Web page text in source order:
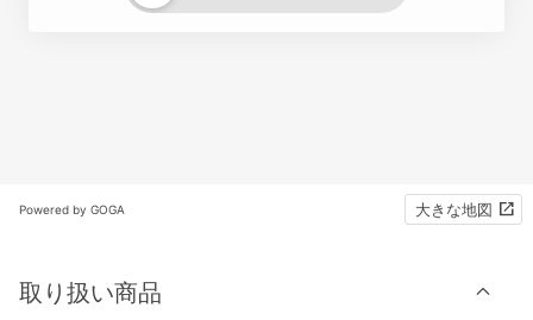
Powered by GOGA 大きな地図
取り扱い商品